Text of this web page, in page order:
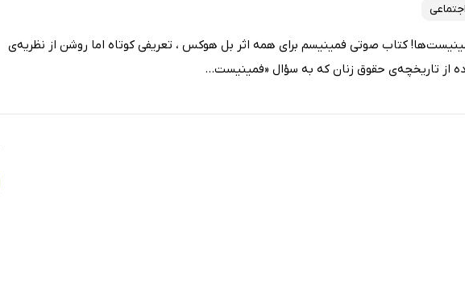
کتاب صوتی فمینیسم برای همه اثر بل هوکس ، تعریفی کوتاه اما روشن از نظریه‌ی
از تاریخچه‌ی حقوق زنان که به سؤال «فمینیست...